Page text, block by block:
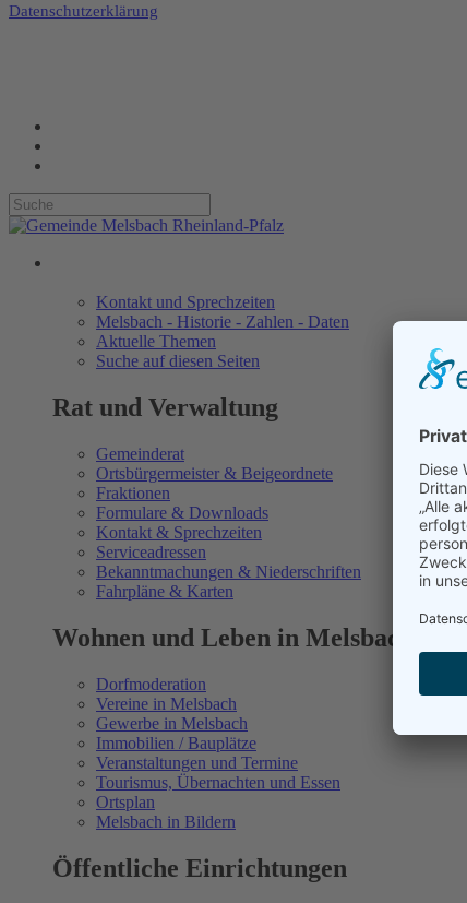
Datenschutzerklärung
Kontakt und Sprechzeiten
Melsbach - Historie - Zahlen - Daten
Aktuelle Themen
Suche auf diesen Seiten
Rat und Verwaltung
Gemeinderat
Ortsbürgermeister & Beigeordnete
Fraktionen
Formulare & Downloads
Kontakt & Sprechzeiten
Serviceadressen
Bekanntmachungen & Niederschriften
Fahrpläne & Karten
Wohnen und Leben in Melsbach
Dorfmoderation
Vereine in Melsbach
Gewerbe in Melsbach
Immobilien / Bauplätze
Veranstaltungen und Termine
Tourismus, Übernachten und Essen
Ortsplan
Melsbach in Bildern
Öffentliche Einrichtungen